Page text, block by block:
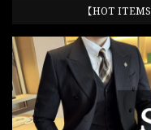
【HOT